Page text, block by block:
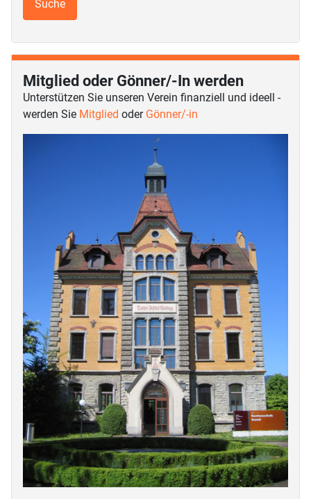
Mitglied oder Gönner/-In werden
Unterstützen Sie unseren Verein finanziell und ideell -
werden Sie Mitglied oder Gönner/-in